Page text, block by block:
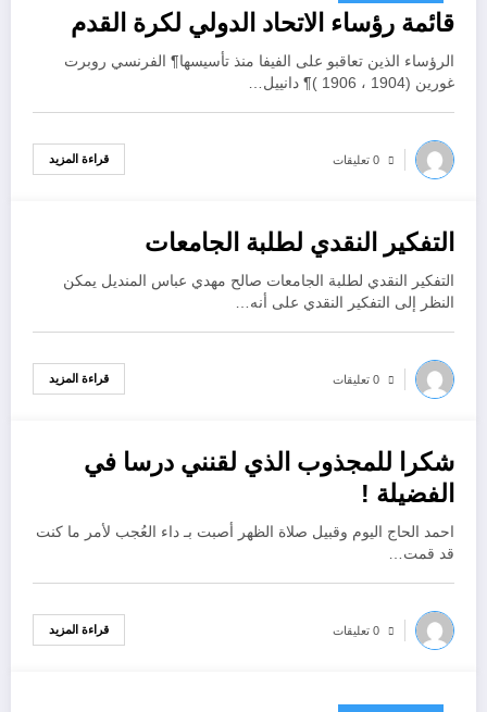
قائمة رؤساء الاتحاد الدولي لكرة القدم
الرؤساء الذين تعاقبو على الفيفا منذ تأسيسها¶ الفرنسي روبرت
غورين (1904 ، 1906 )¶ دانييل…
0 تعليقات قراءة المزيد
أكتوبر 30, 2024
التفكير النقدي لطلبة الجامعات
التفكير النقدي لطلبة الجامعات صالح مهدي عباس المنديل يمكن
النظر إلى التفكير النقدي على أنه…
0 تعليقات قراءة المزيد
أكتوبر 28, 2024
شكرا للمجذوب الذي لقنني درسا في
الفضيلة !
احمد الحاج اليوم وقبيل صلاة الظهر أصبت بـ داء العُجب لأمر ما كنت
قد قمت…
0 تعليقات قراءة المزيد